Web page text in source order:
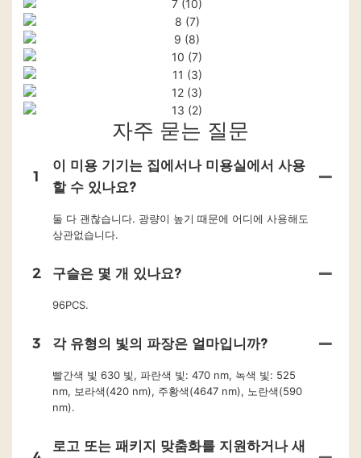
자주 묻는 질문
1
이 미용 기기는 집에서나 미용실에서 사용
할 수 있나요?
둘 다 괜찮습니다. 광량이 높기 때문에 어디에 사용해도
상관없습니다.
2 구슬은 몇 개 있나요?
96PCS.
3 각 유형의 빛의 파장은 얼마입니까?
빨간색 빛 630 빛, 파란색 빛: 470 nm, 녹색 빛: 525
nm, 보라색(420 nm), 주황색(4647 nm), 노란색(590
nm).
로고 또는 패키지 맞춤화를 지원하거나 새